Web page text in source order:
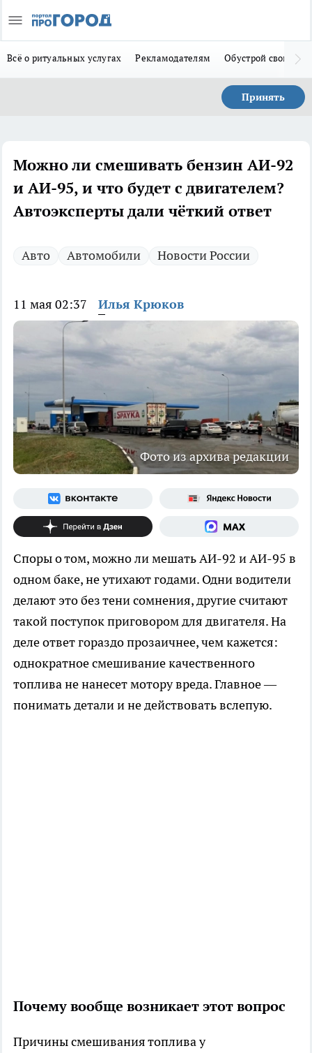
Всё о ритуальных услугах Рекламодателям Обустрой свой дом
Принять
Можно ли смешивать бензин АИ-92
и АИ-95, и что будет с двигателем?
Автоэксперты дали чёткий ответ
Авто Автомобили Новости России
11 мая 02:37 Илья Крюков
Фото из архива редакции
Споры о том, можно ли мешать АИ-92 и АИ-95 в
одном баке, не утихают годами. Одни водители
делают это без тени сомнения, другие считают
такой поступок приговором для двигателя. На
деле ответ гораздо прозаичнее, чем кажется:
однократное смешивание качественного
топлива не нанесет мотору вреда. Главное —
понимать детали и не действовать вслепую.
Почему вообще возникает этот вопрос
Причины смешивания топлива у